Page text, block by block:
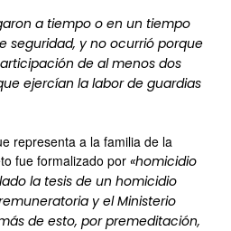
a tiempo o en un tiempo
seguridad, y no ocurrió porque
de al menos dos
ejercían la labor de guardias
representa a la familia de la
fue formalizado por «homicidio
la tesis de un homicidio
y el Ministerio
de esto, por premeditación,